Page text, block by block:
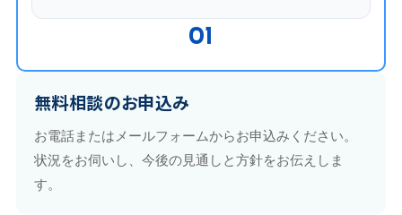
01
無料相談のお申込み
お電話またはメールフォームからお申込みください。
状況をお伺いし、今後の見通しと方針をお伝えしま
す。